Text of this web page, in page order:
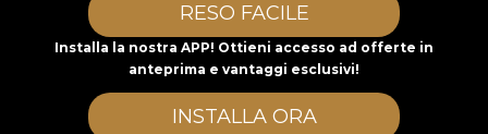
RESO FACILE
Installa la nostra APP! Ottieni accesso ad offerte in
anteprima e vantaggi esclusivi!
INSTALLA ORA